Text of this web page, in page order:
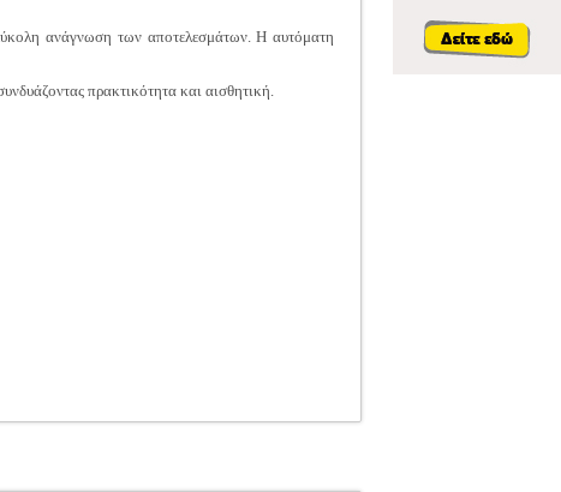
ανάγνωση των αποτελεσμάτων. Η αυτόματη
πρακτικότητα και αισθητική.